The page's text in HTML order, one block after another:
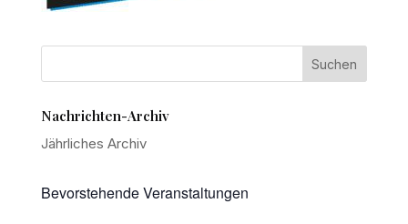
Nachrichten-Archiv
Jährliches Archiv
Bevorstehende Veranstaltungen